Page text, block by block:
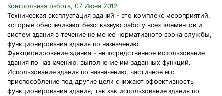
Контрольная работа, 07 Июня 2012
Техническая эксплуатация зданий - это комплекс мероприятий,
которые обеспечивают безотказную работу всех элементов и
систем здания в течение не менее нормативного срока службы,
функционирования здания по назначению.
Функционирование здания - непосредственное использование
здания по назначению, выполнение им заданных функций.
Использование здания по назначению, частичное его
приспособление под другие цели снижают эффективность
функционирования здания, так как использование здания по